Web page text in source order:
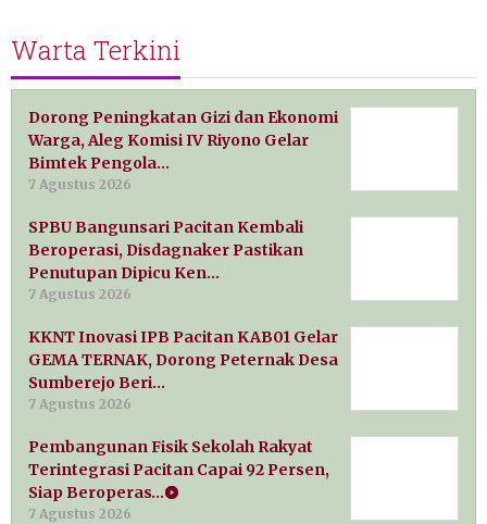
Warta Terkini
Dorong Peningkatan Gizi dan Ekonomi
Warga, Aleg Komisi IV Riyono Gelar
Bimtek Pengola…
7 Agustus 2026
SPBU Bangunsari Pacitan Kembali
Beroperasi, Disdagnaker Pastikan
Penutupan Dipicu Ken…
7 Agustus 2026
KKNT Inovasi IPB Pacitan KAB01 Gelar
GEMA TERNAK, Dorong Peternak Desa
Sumberejo Beri…
7 Agustus 2026
Pembangunan Fisik Sekolah Rakyat
Terintegrasi Pacitan Capai 92 Persen,
Siap Beroperas…
7 Agustus 2026